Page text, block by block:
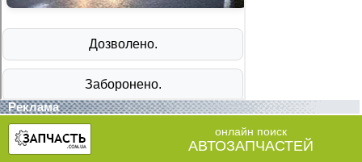
Реклама
онлайн поиск
АВТОЗАПЧАСТЕЙ